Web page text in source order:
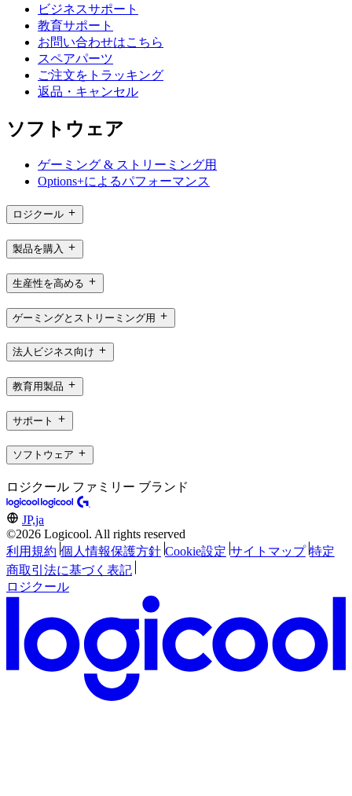
ビジネスサポート
教育サポート
お問い合わせはこちら
スペアパーツ
ご注文をトラッキング
返品・キャンセル
ソフトウェア
ゲーミング & ストリーミング用
Options+によるパフォーマンス
ロジクール
製品を購入
生産性を高める
ゲーミングとストリーミング用
法人ビジネス向け
教育用製品
サポート
ソフトウェア
ロジクール ファミリー ブランド
JP,ja
©2026 Logicool. All rights reserved
利用規約 個人情報保護方針 Cookie設定 サイトマップ 特定
商取引法に基づく表記
ロジクール